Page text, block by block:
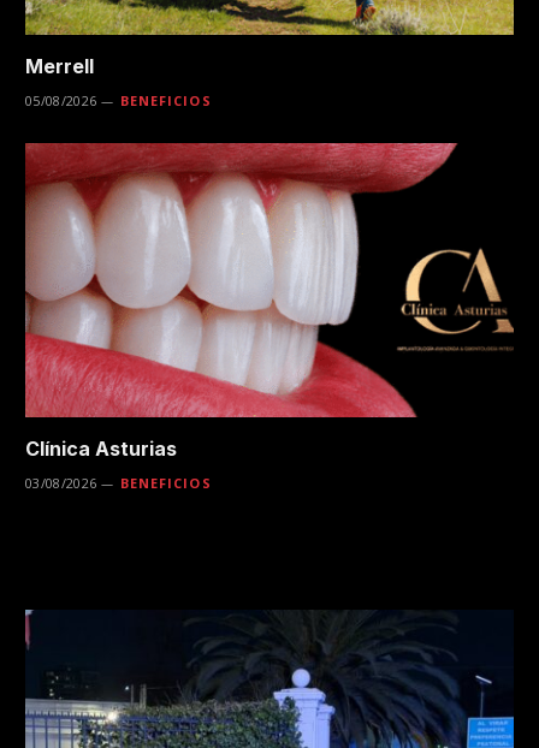
Merrell
05/08/2026 BENEFICIOS
Clínica Asturias
03/08/2026 BENEFICIOS